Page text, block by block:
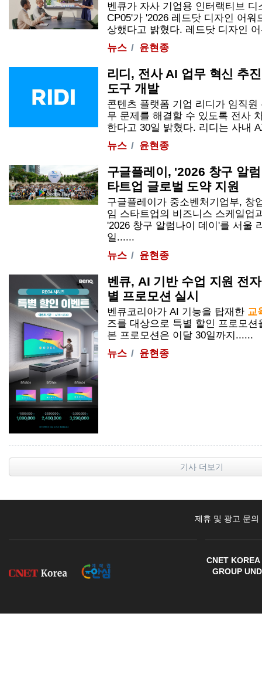
벤큐가 자사 기업용 인터랙티브 디
CP05'가 '2026 레드닷 디자인 어
상했다고 밝혔다. 레드닷 디자인
뉴스
윤현종
리디, 전사 AI 업무 혁신 추
도구 개발
콘텐츠 플랫폼 기업 리디가 임직
무 문제를 해결할 수 있도록 전사
한다고 30일 밝혔다. 리디는 사내
뉴스
윤현종
구글플레이, '2026 창구 알
타트업 글로벌 도약 지원
구글플레이가 중소벤처기업부, 창
임 스타트업의 비즈니스 스케일업
'2026 창구 알럼나이 데이'를 서울
일......
뉴스
윤현종
벤큐, AI 기반 수업 지원 전
별 프로모션 실시
벤큐코리아가 AI 기능을 탑재한 교
즈를 대상으로 특별 할인 프로모
본 프로모션은 이달 30일까지......
뉴스
윤현종
기사 더보기
제휴 및 광고 문의
CNET
GROUP